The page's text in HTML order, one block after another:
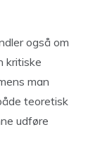
også om
kritiske
man
teoretisk
udføre